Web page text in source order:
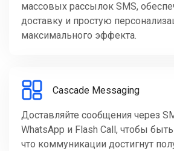
массовых рассылок SMS,
доставку и простую
максимального эффекта.
Cascade Messaging
Доставляйте сообщения через
WhatsApp и Flash Call, чтобы
что коммуникации достигнут